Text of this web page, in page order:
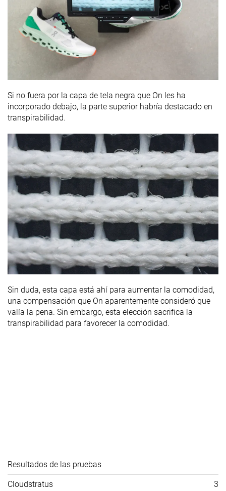
Si no fuera por la capa de tela negra que On les ha
incorporado debajo, la parte superior habría destacado en
transpirabilidad.
Sin duda, esta capa está ahí para aumentar la comodidad,
una compensación que On aparentemente consideró que
valía la pena. Sin embargo, esta elección sacrifica la
transpirabilidad para favorecer la comodidad.
Resultados de las pruebas
Cloudstratus 3